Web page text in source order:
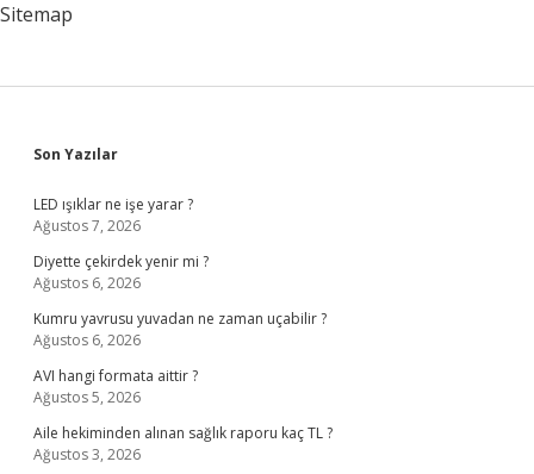
Sitemap
Sidebar
Son Yazılar
LED ışıklar ne işe yarar ?
Ağustos 7, 2026
Diyette çekirdek yenir mi ?
Ağustos 6, 2026
Kumru yavrusu yuvadan ne zaman uçabilir ?
Ağustos 6, 2026
AVI hangi formata aittir ?
Ağustos 5, 2026
Aile hekiminden alınan sağlık raporu kaç TL ?
Ağustos 3, 2026